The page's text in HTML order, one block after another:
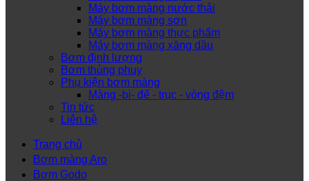
Máy bơm màng nước thải
Máy bơm màng sơn
Máy bơm màng thực phẩm
Máy bơm màng xăng dầu
Bơm định lượng
Bơm thùng phuy
Phụ kiện bơm màng
Màng -bi- đế - trục - vòng đệm
Tin tức
Liên hệ
Trang chủ
Bơm màng Aro
Bơm Godo